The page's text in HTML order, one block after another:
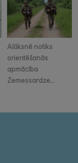
Alūksnē notiks
orientēšanās
apmācība
Zemessardze...